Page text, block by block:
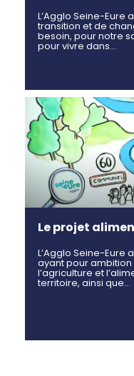
L’Agglo Seine-
transition et de
besoin, pour notre
pour vivre dans…
Le projet
L’Agglo Seine-Eure
ayant pour
l’agriculture et
territoire, ainsi que…